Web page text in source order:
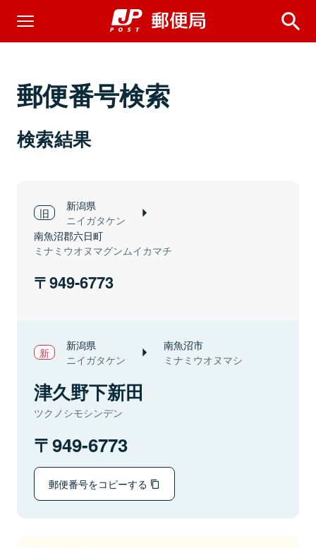
郵便番号検索
検索結果
新潟県
ニイガタケン
南魚沼郡六日町
ミナミウオヌマグンムイカマチ
949-6773
新潟県
ニイガタケン
南魚沼市
ミナミウオヌマシ
津久野下新田
ツクノシモシンデン
949-6773
郵便番号をコピーする